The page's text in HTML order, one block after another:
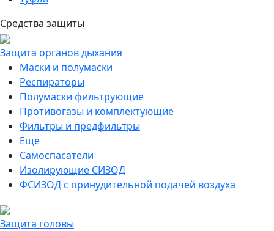
Средства защиты
Защита органов дыхания
Маски и полумаски
Респираторы
Полумаски фильтрующие
Противогазы и комплектующие
Фильтры и предфильтры
Еще
Самоспасатели
Изолирующие СИЗОД
ФСИЗОД с принудительной подачей воздуха
Защита головы